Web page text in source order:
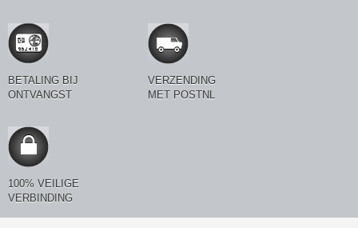
BETALING BIJ
ONTVANGST
VERZENDING
MET POSTNL
100% VEILIGE
VERBINDING